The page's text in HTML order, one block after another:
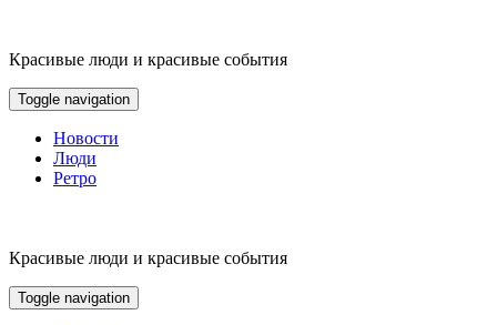
content
Красивые люди и красивые события
Toggle navigation
Новости
Люди
Ретро
Красивые люди и красивые события
Toggle navigation